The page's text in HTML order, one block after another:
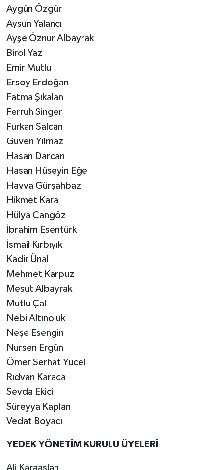
​Aygün Özgür
​Aysun Yalancı
​Ayşe Öznur Albayrak
​Birol Yaz
​Emir Mutlu
​Ersoy Erdoğan
​Fatma Şıkalan
​Ferruh Singer
​Furkan Salcan
​Güven Yılmaz
​Hasan Darcan
​Hasan Hüseyin Eğe
​Havva Gürşahbaz
​Hikmet Kara
​Hülya Cangöz
​İbrahim Esentürk
​İsmail Kırbıyık
​Kadir Ünal
​Mehmet Karpuz
​Mesut Albayrak
​Mutlu Çal
​Nebi Altınoluk
​Neşe Esengin
​Nursen Ergün
​Ömer Serhat Yücel
​Rıdvan Karaca
​Sevda Ekici
​Süreyya Kaplan
​Vedat Boyacı
​YEDEK YÖNETİM KURULU ÜYELERİ
​Ali Karaaslan